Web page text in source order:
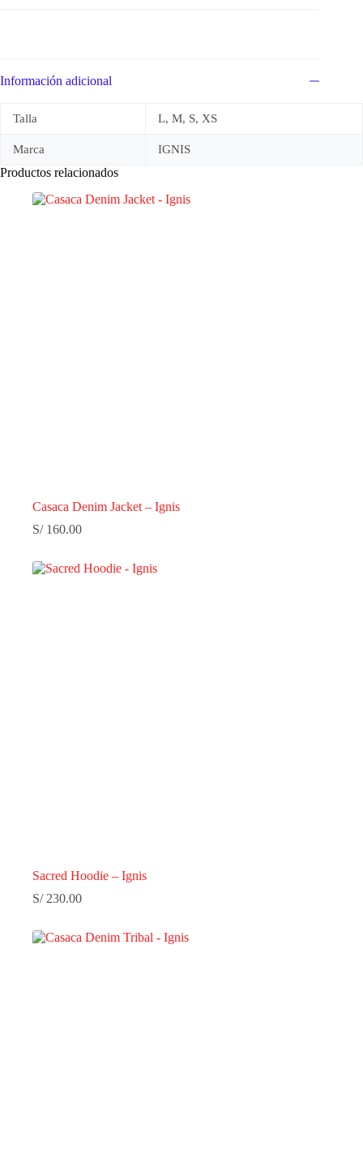
Información adicional
Talla L, M, S, XS
Marca IGNIS
Productos relacionados
Casaca Denim Jacket – Ignis
S/160.00
Sacred Hoodie – Ignis
S/230.00